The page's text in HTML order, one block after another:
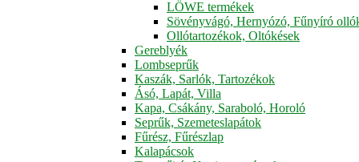
LÖWE termékek
Sövényvágó, Hernyózó, Fűnyíró
Ollótartozékok, Oltókések
Gereblyék
Lombseprűk
Kaszák, Sarlók, Tartozékok
Ásó, Lapát, Villa
Kapa, Csákány, Saraboló, Horoló
Seprűk, Szemeteslapátok
Fűrész, Fűrészlap
Kalapácsok